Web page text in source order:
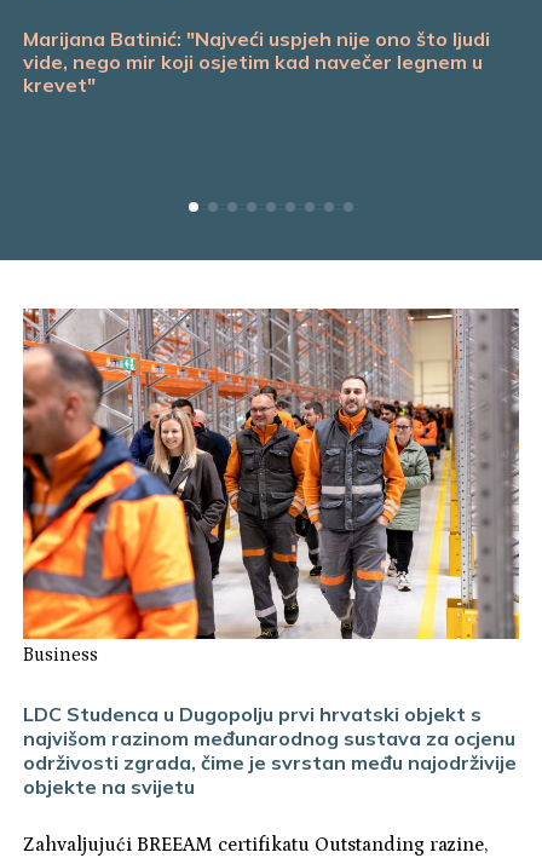
Marijana Batinić: "Najveći uspjeh nije ono što ljudi
vide, nego mir koji osjetim kad navečer legnem u
krevet"
Business
LDC Studenca u Dugopolju prvi hrvatski objekt s
najvišom razinom međunarodnog sustava za ocjenu
održivosti zgrada, čime je svrstan među najodrživije
objekte na svijetu
Zahvaljujući BREEAM certifikatu Outstanding razine,